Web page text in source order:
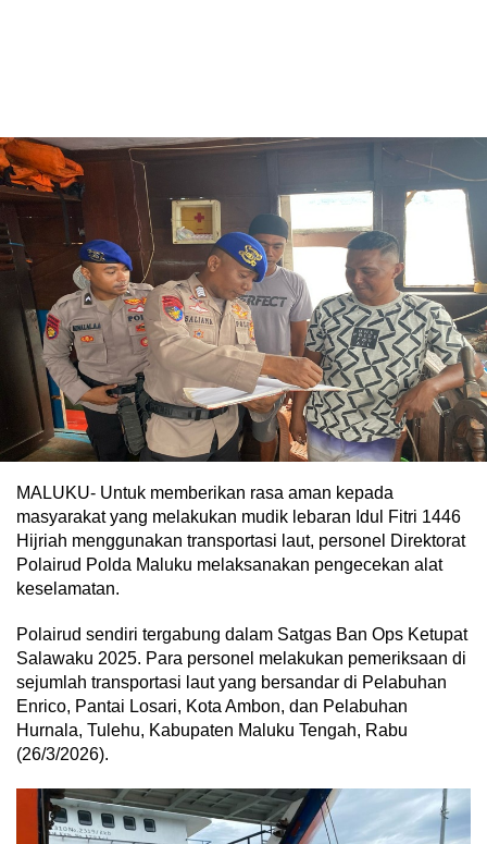
MALUKU- Untuk memberikan rasa aman kepada
masyarakat yang melakukan mudik lebaran Idul Fitri 1446
Hijriah menggunakan transportasi laut, personel Direktorat
Polairud Polda Maluku melaksanakan pengecekan alat
keselamatan.
Polairud sendiri tergabung dalam Satgas Ban Ops Ketupat
Salawaku 2025. Para personel melakukan pemeriksaan di
sejumlah transportasi laut yang bersandar di Pelabuhan
Enrico, Pantai Losari, Kota Ambon, dan Pelabuhan
Hurnala, Tulehu, Kabupaten Maluku Tengah, Rabu
(26/3/2026).